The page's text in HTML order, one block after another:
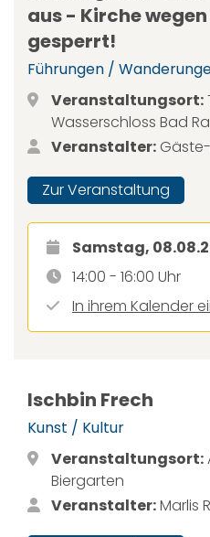
aus - Kirche
gesperrt!
Führungen /
Veranstaltungsort:
Wasserschloss Bad
Veranstalter:
Zur Veranstaltung
Samstag,
14:00 - 16:00 Uhr
In ihrem Kalender
Ischbin Frech
Kunst / Kultur
Veranstaltungsort:
Biergarten
Veranstalter:Marlis